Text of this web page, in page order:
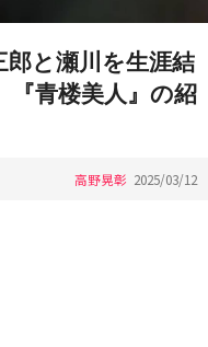
と瀬川を生涯結
『青楼美人』の紹
高野晃彰 2025/03/12